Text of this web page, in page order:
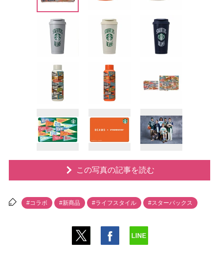
この写真の記事を読む
#コラボ #新商品 #ライフスタイル #スターバックス